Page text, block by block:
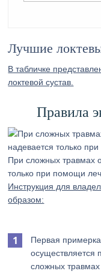
Лучшие
В табличке
локтевой сустав.
Правила
При сложных травмах
только при помощи
Инструкция для
образом:
Первая примерка
осуществляется
сложных травмах